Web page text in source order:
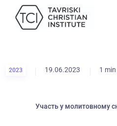
2023 19.06.2023 1
Участь у молитовному